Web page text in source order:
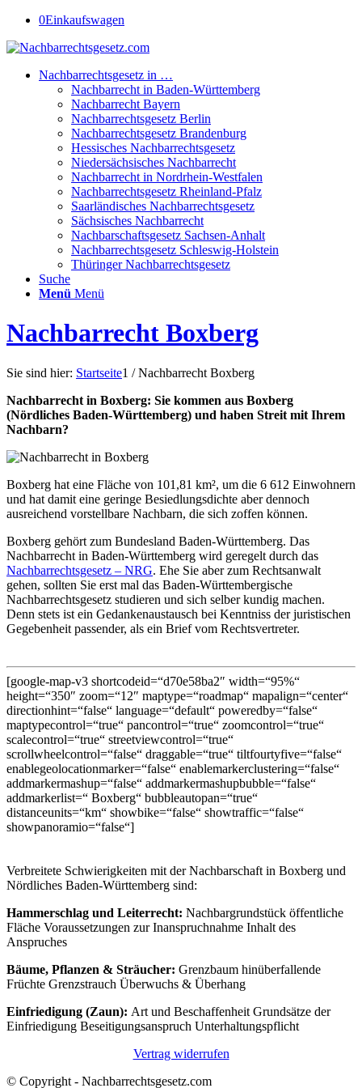
0Einkaufswagen
Nachbarrechtsgesetz in …
Nachbarrecht in Baden-Württemberg
Nachbarrecht Bayern
Nachbarrechtsgesetz Berlin
Nachbarrechtsgesetz Brandenburg
Hessisches Nachbarrechtsgesetz
Niedersächsisches Nachbarrecht
Nachbarrecht in Nordrhein-Westfalen
Nachbarrechtsgesetz Rheinland-Pfalz
Saarländisches Nachbarrechtsgesetz
Sächsisches Nachbarrecht
Nachbarschaftsgesetz Sachsen-Anhalt
Nachbarrechtsgesetz Schleswig-Holstein
Thüringer Nachbarrechtsgesetz
Suche
Menü Menü
Nachbarrecht Boxberg
Sie sind hier: Startseite1 / Nachbarrecht Boxberg
Nachbarrecht in Boxberg: Sie kommen aus Boxberg
(Nördliches Baden-Württemberg) und haben Streit mit Ihrem
Nachbarn?
Boxberg hat eine Fläche von 101,81 km², um die 6 612 Einwohnern
und hat damit eine geringe Besiedlungsdichte aber dennoch
ausreichend vorstellbare Nachbarn, die sich zoffen können.
Boxberg gehört zum Bundesland Baden-Württemberg. Das
Nachbarrecht in Baden-Württemberg wird geregelt durch das
Nachbarrechtsgesetz – NRG. Ehe Sie aber zum Rechtsanwalt
gehen, sollten Sie erst mal das Baden-Württembergische
Nachbarrechtsgesetz studieren und sich selber kundig machen.
Denn stets ist ein Gedankenaustausch bei Kenntniss der juristischen
Gegebenheit passender, als ein Brief vom Rechtsvertreter.
[google-map-v3 shortcodeid=“d70e58ba2″ width=“95%“
height=“350″ zoom=“12″ maptype=“roadmap“ mapalign=“center“
directionhint=“false“ language=“default“ poweredby=“false“
maptypecontrol=“true“ pancontrol=“true“ zoomcontrol=“true“
scalecontrol=“true“ streetviewcontrol=“true“
scrollwheelcontrol=“false“ draggable=“true“ tiltfourtyfive=“false“
enablegeolocationmarker=“false“ enablemarkerclustering=“false“
addmarkermashup=“false“ addmarkermashupbubble=“false“
addmarkerlist=“ Boxberg“ bubbleautopan=“true“
distanceunits=“km“ showbike=“false“ showtraffic=“false“
showpanoramio=“false“]
Verbreitete Schwierigkeiten mit der Nachbarschaft in Boxberg und
Nördliches Baden-Württemberg sind:
Hammerschlag und Leiterrecht: Nachbargrundstück öffentliche
Fläche Voraussetzungen zur Inanspruchnahme Inhalt des
Anspruches
Bäume, Pflanzen & Sträucher: Grenzbaum hinüberfallende
Früchte Grenzstrauch Überwuchs & Überhang
Einfriedigung (Zaun): Art und Beschaffenheit Grundsätze der
Einfriedigung Beseitigungsanspruch Unterhaltungspflicht
Vertrag widerrufen
© Copyright - Nachbarrechtsgesetz.com